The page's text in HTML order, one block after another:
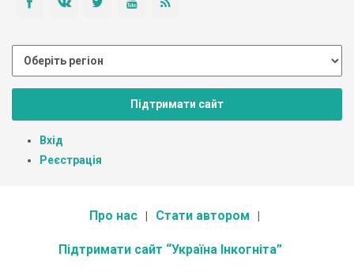
Підтримати сайт
Вхід
Реєстрація
Про нас Стати автором
Підтримати сайт “Україна Інкогніта”